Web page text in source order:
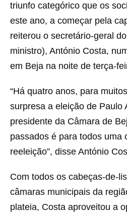
triunfo categórico que os
este ano, a começar pela
reiterou o secretário-geral
ministro), António Costa,
em Beja na noite de terça-
“Há quatro anos, para
surpresa a eleição de Paulo
presidente da Câmara de
passados é para todos uma
reeleição”, disse António
Com todos os cabeças-de-
câmaras municipais da
plateia, Costa aproveitou a